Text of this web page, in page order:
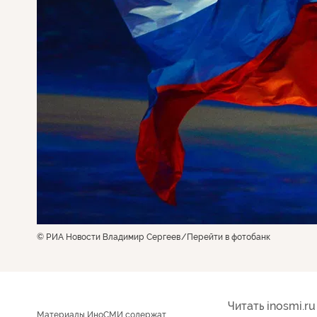
© РИА Новости Владимир Сергеев Перейти в фотобанк
Материалы ИноСМИ содержат
Читать inosmi.ru